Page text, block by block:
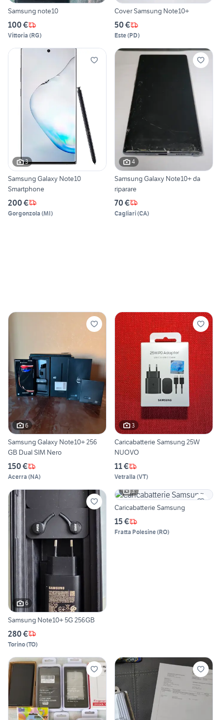
Samsung note10
100 €
Vittoria (RG)
Cover Samsung Note10+
50 €
Este(PD)
3
Samsung Galaxy Note10
Smartphone
200 €
Gorgonzola (MI)
4
Samsung Galaxy Note10+ da
riparare
70 €
Cagliari(CA)
6
Samsung Galaxy Note10+ 256
GB Dual SIM Nero
150 €
Acerra (NA)
3
Caricabatterie Samsung 25W
NUOVO
11 €
Vetralla (VT)
6
Samsung Note10+ 5G 256GB
280 €
Torino(TO)
3
Caricabatterie Samsung
15 €
Fratta Polesine(RO)